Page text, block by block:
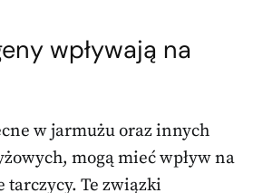
wpływają na
w jarmużu oraz innych
mogą mieć wpływ na
Te związki